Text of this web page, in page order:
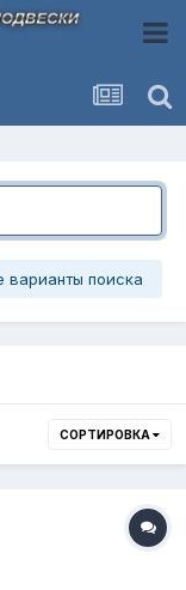
варианты поиска
СОРТИРОВКА